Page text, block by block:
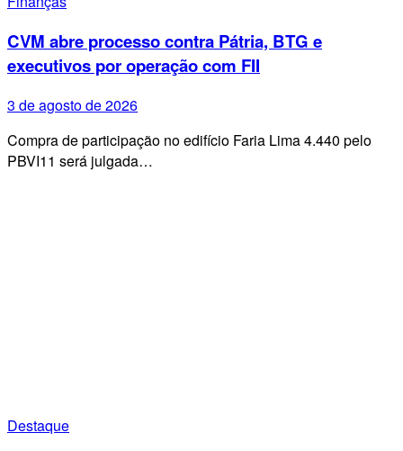
CVM abre processo contra Pátria, BTG e
executivos por operação com FII
3 de agosto de 2026
Compra de participação no edifício Faria Lima 4.440 pelo
PBVI11 será julgada…
Destaque